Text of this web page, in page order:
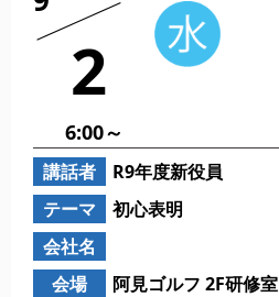
2
6:00～
講話者
R9年度新役員
テーマ
初心表明
会社名
会場
阿見ゴルフ 2F研修室